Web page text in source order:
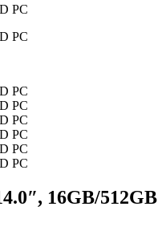
16GB/512GB